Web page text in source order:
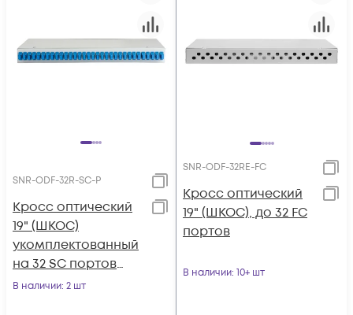
SNR-ODF-32R-SC-P
Кросс оптический
19" (ШКОС)
укомплектованный
на 32 SC портов
(комплект с
В наличии: 2 шт
SNR-ODF-32RE-FC
Кросс оптический
19" (ШКОС), до 32 FC
портов
В наличии: 10+ шт